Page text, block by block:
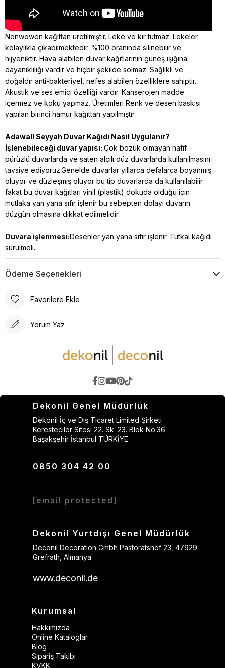
Nonwowen kağıttan üretilmiştir. Leke ve kir tutmaz. Lekeler
kolaylıkla çıkabilmektedir. %100 oranında silinebilir ve
hijyeniktir. Hava alabilen duvar kağıtlarının güneş ışığına
dayanıklılığı vardır ve hiçbir şekilde solmaz. Sağlıklı ve
doğaldır anti-bakteriyel, nefes alabilen özelliklere sahiptir.
Akustik ve ses emici özelliği vardır. Kanserojen madde
içermez ve koku yapmaz. Üretimleri Renk ve desen baskısı
yapılan birinci hamur kağıttan yapılmıştır.
Adawall Seyyah Duvar Kağıdı Nasıl Uygulanır?
İşlenebileceği duvar yapısı: Çok bozuk olmayan hafif
pürüzlü duvarlarda ve saten alçılı düz duvarlarda kullanılmasını
tavsiye ediyoruz.Genelde duvarlar yıllarca defalarca boyanmış
oluyor ve düzleşmiş oluyor bu tip duvarlarda da kullanılabilir
fakat bu duvar kağıtları vinil (plastik) dokuda olduğu için
mutlaka yan yana sıfır işlenir bu sebepten dolayı duvarın
düzgün olmasına dikkat edilmelidir.
Duvara işlenmesi:Desenler yan yana sıfır işlenir. Tutkal kağıdı
sürülmeli.
Ödeme Seçenekleri
Favorilere Ekle
Yorum Yaz
Dekonil Genel Müdürlük
Dekonil İç ve Dış Ticaret Limited Şirketi
Keresteciler Sitesi 22. Sk. 23. Blok No:36
Başakşehir İstanbul TÜRKİYE
0850 304 42 00
[email protected]
Dekonil Yurtdışı Genel Müdürlük
Deconil Decoration Gmbh Pastoratshof 23, 47929
Grefrath, Almanya
www.deconil.de
Kurumsal
Hakkımızda
Online Kataloglar
Blog
Sipariş Takibi
KVKK